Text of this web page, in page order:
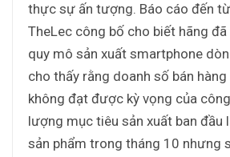
thực sự ấn tượng. Báo cáo đến
TheLec công bố cho biết hãng
quy mô sản xuất smartphone
cho thấy rằng doanh số bán
không đạt được kỳ vọng của
lượng mục tiêu sản xuất ban đầu
sản phẩm trong tháng 10 nhưng